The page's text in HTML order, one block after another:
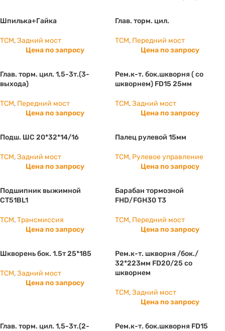
Шпилька+Гайка
TCM,Задний мост
Цена по запросу
Глав. торм. цил.
TCM, Передний мост
Цена по запросу
Глав. торм. цил. 1,5-3т.(3-
выхода)
TCM, Передний мост
Цена по запросу
Рем.к-т. бок.шкворня ( со
шкворнем) FD15 25мм
TCM,Задний мост
Цена по запросу
Подш. ШС 20*32*14/16
TCM,Задний мост
Цена по запросу
Палец рулевой 15мм
TCM, Рулевое управление
Цена по запросу
Подшипник выжимной
CT51BL1
TCM,Трансмиссия
Цена по запросу
Барабан тормозной
FHD/FGH30 T3
TCM, Передний мост
Цена по запросу
Шкворень бок. 1.5т 25*185
TCM,Задний мост
Цена по запросу
Рем.к-т. шкворня /бок./
32*223мм FD20/25 со
шкворнем
TCM,Задний мост
Цена по запросу
Глав. торм. цил. 1,5-3т.(2-
Рем.к-т. бок.шкворня FD15